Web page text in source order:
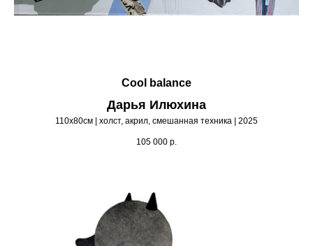
Cool balance
Дарья Илюхина
110х80см | холст, акрил, смешанная техника | 2025
105 000 р.